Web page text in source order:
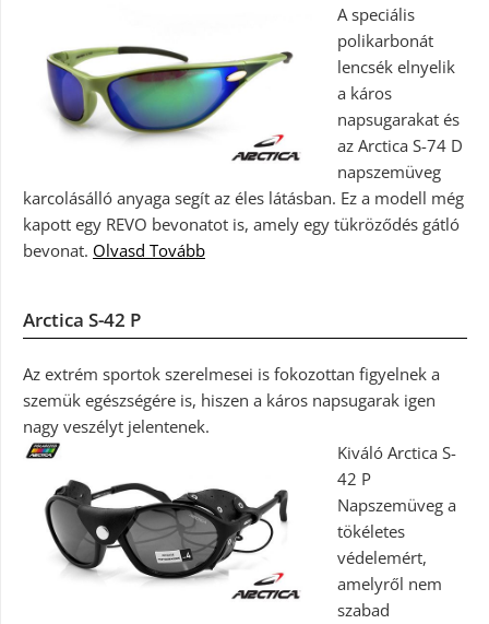
A speciális
polikarbonát
lencsék elnyelik
a káros
napsugarakat és
az Arctica S-74 D
napszemüveg
karcolásálló anyaga segít az éles látásban. Ez a modell még
kapott egy REVO bevonatot is, amely egy tükröződés gátló
bevonat. Olvasd Tovább
Arctica S-42 P
Az extrém sportok szerelmesei is fokozottan figyelnek a
szemük egészségére is, hiszen a káros napsugarak igen
nagy veszélyt jelentenek.
Kiváló Arctica S-
42 P
Napszemüveg a
tökéletes
védelemért,
amelyről nem
szabad